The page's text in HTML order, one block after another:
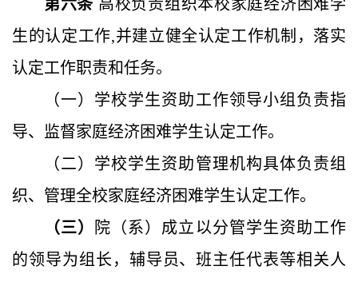
第六条 高校负责组织本校家庭经济困难学
生的认定工作,并建立健全认定工作机制，落实
认定工作职责和任务。
（一）学校学生资助工作领导小组负责指
导、监督家庭经济困难学生认定工作。
（二）学校学生资助管理机构具体负责组
织、管理全校家庭经济困难学生认定工作。
（三）
院（系）成立以分管学生资助工作
的领导为组长，辅导员、班主任代表等相关人